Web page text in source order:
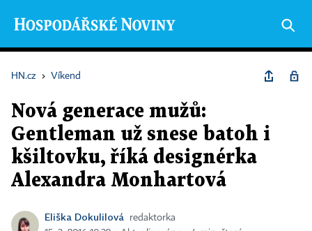
HN.cz › Víkend
Nová generace mužů:
Gentleman už snese batoh i
kšiltovku, říká designérka
Alexandra Monhartová
Eliška Dokulilová
redaktorka